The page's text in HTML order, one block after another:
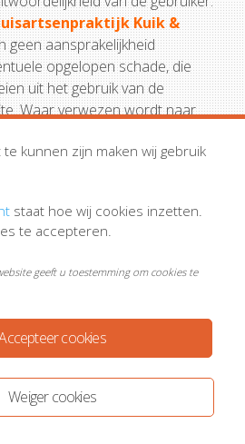
Kuik &
geen aansprakelijkheid
opgelopen schade, die
uit het gebruik van de
Waar verwezen wordt naar
Kuik &
voor de inhoud
Weiger cookies
cookies
kunnen zijn maken wij gebruik
staat hoe wij cookies inzetten.
te accepteren.
geeft u toestemming om cookies te